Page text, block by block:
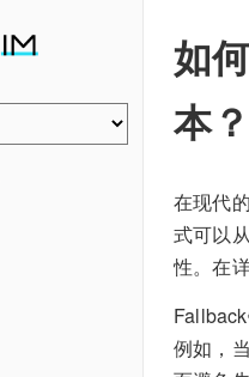
如
本？
在现代
式可以
性。在
例如，